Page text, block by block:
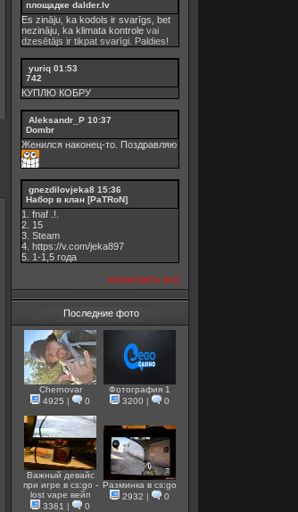
площадке dalder.lv
Es zināju, ka kodols ir svarīgs, bet
nezināju, ka klimata kontrole vai
dzesētājs ir tikpat svarīgi. Paldies!
yuriq 01:53
742
КУПЛЮ КОБРУ
Aleksandr_P 10:37
Dombr
Женился наконец-то. Поздравляю
gnezdilovjeka8 15:36
Набор в клан [PaTRoN]
1. fnaf .!.
2. 15
3. Steam
4. https://v.com/jeka897
5. 1-1,5 годa
посмотреть все
Последние фото
Chernovar
4925 | 0
Фотография 1
3200 | 0
Важный девайс
при игре в cs:go -
lost vape вейп
3361 | 0
Разминка в cs:go
2932 | 0